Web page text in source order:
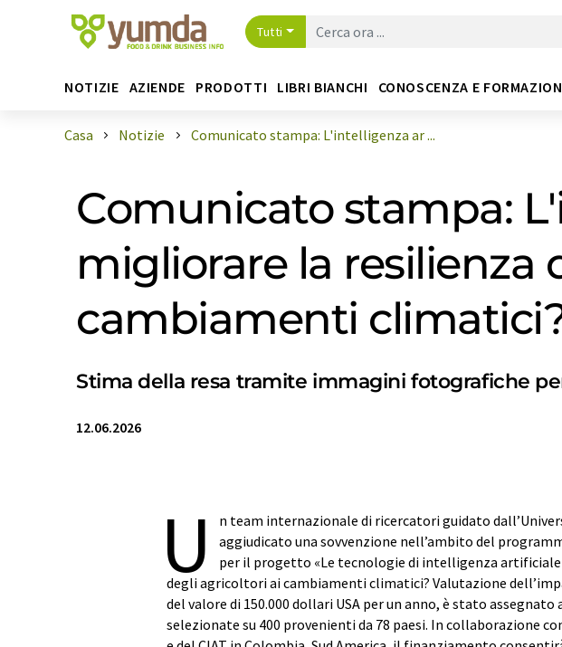
Tutti
NOTIZIE AZIENDE PRODOTTI LIBRI BIANCHI CONOSCENZA E
Casa Notizie Comunicato stampa: L'intelligenza ar ...
Comunicato stampa:
migliorare la resilienza
cambiamenti
Stima della resa tramite immagini fotografiche
12.06.2026
U
n team internazionale di ricercatori guidato
aggiudicato una sovvenzione nell’ambito del
per il progetto «Le tecnologie di intelligenza
degli agricoltori ai cambiamenti climatici? Valutazione
del valore di 150.000 dollari USA per un anno, è stato
selezionate su 400 provenienti da 78 paesi. In collaborazione